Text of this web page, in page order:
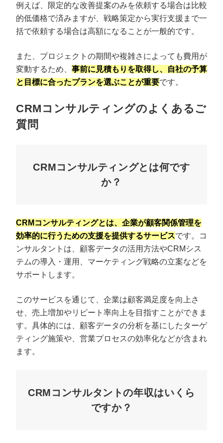
例えば、限定的な改善提案のみを依頼する場合は比較
的低価格で済みますが、戦略策定から実行支援まで一
括で依頼する場合は高額になることが一般的です。
また、プロジェクトの期間や複雑さによっても費用が
変動するため、 事前に見積もりを取得し、自社の予算
と目標に合ったプランを選ぶことが重要です。
CRMコンサルティングのよくあるご
質問
CRMコンサルティングとは何です
か？
CRMコンサルティングとは、企業が顧客関係管理を
効率的に行うための支援を提供するサービスです。コ
ンサルタントは、顧客データの活用方法やCRMシス
テムの導入・運用、マーケティング戦略の立案などを
サポートします。
このサービスを通じて、企業は顧客満足度を向上さ
せ、売上増加やリピート率向上を目指すことができま
す。具体的には、顧客データの分析を基にしたターゲ
ティング施策や、営業プロセスの効率化などが含まれ
ます。
CRMコンサルタントの年収はいくら
ですか？